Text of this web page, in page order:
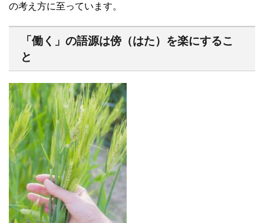
の考え方に至っています。
「働く」の語源は傍（はた）を楽にするこ
と